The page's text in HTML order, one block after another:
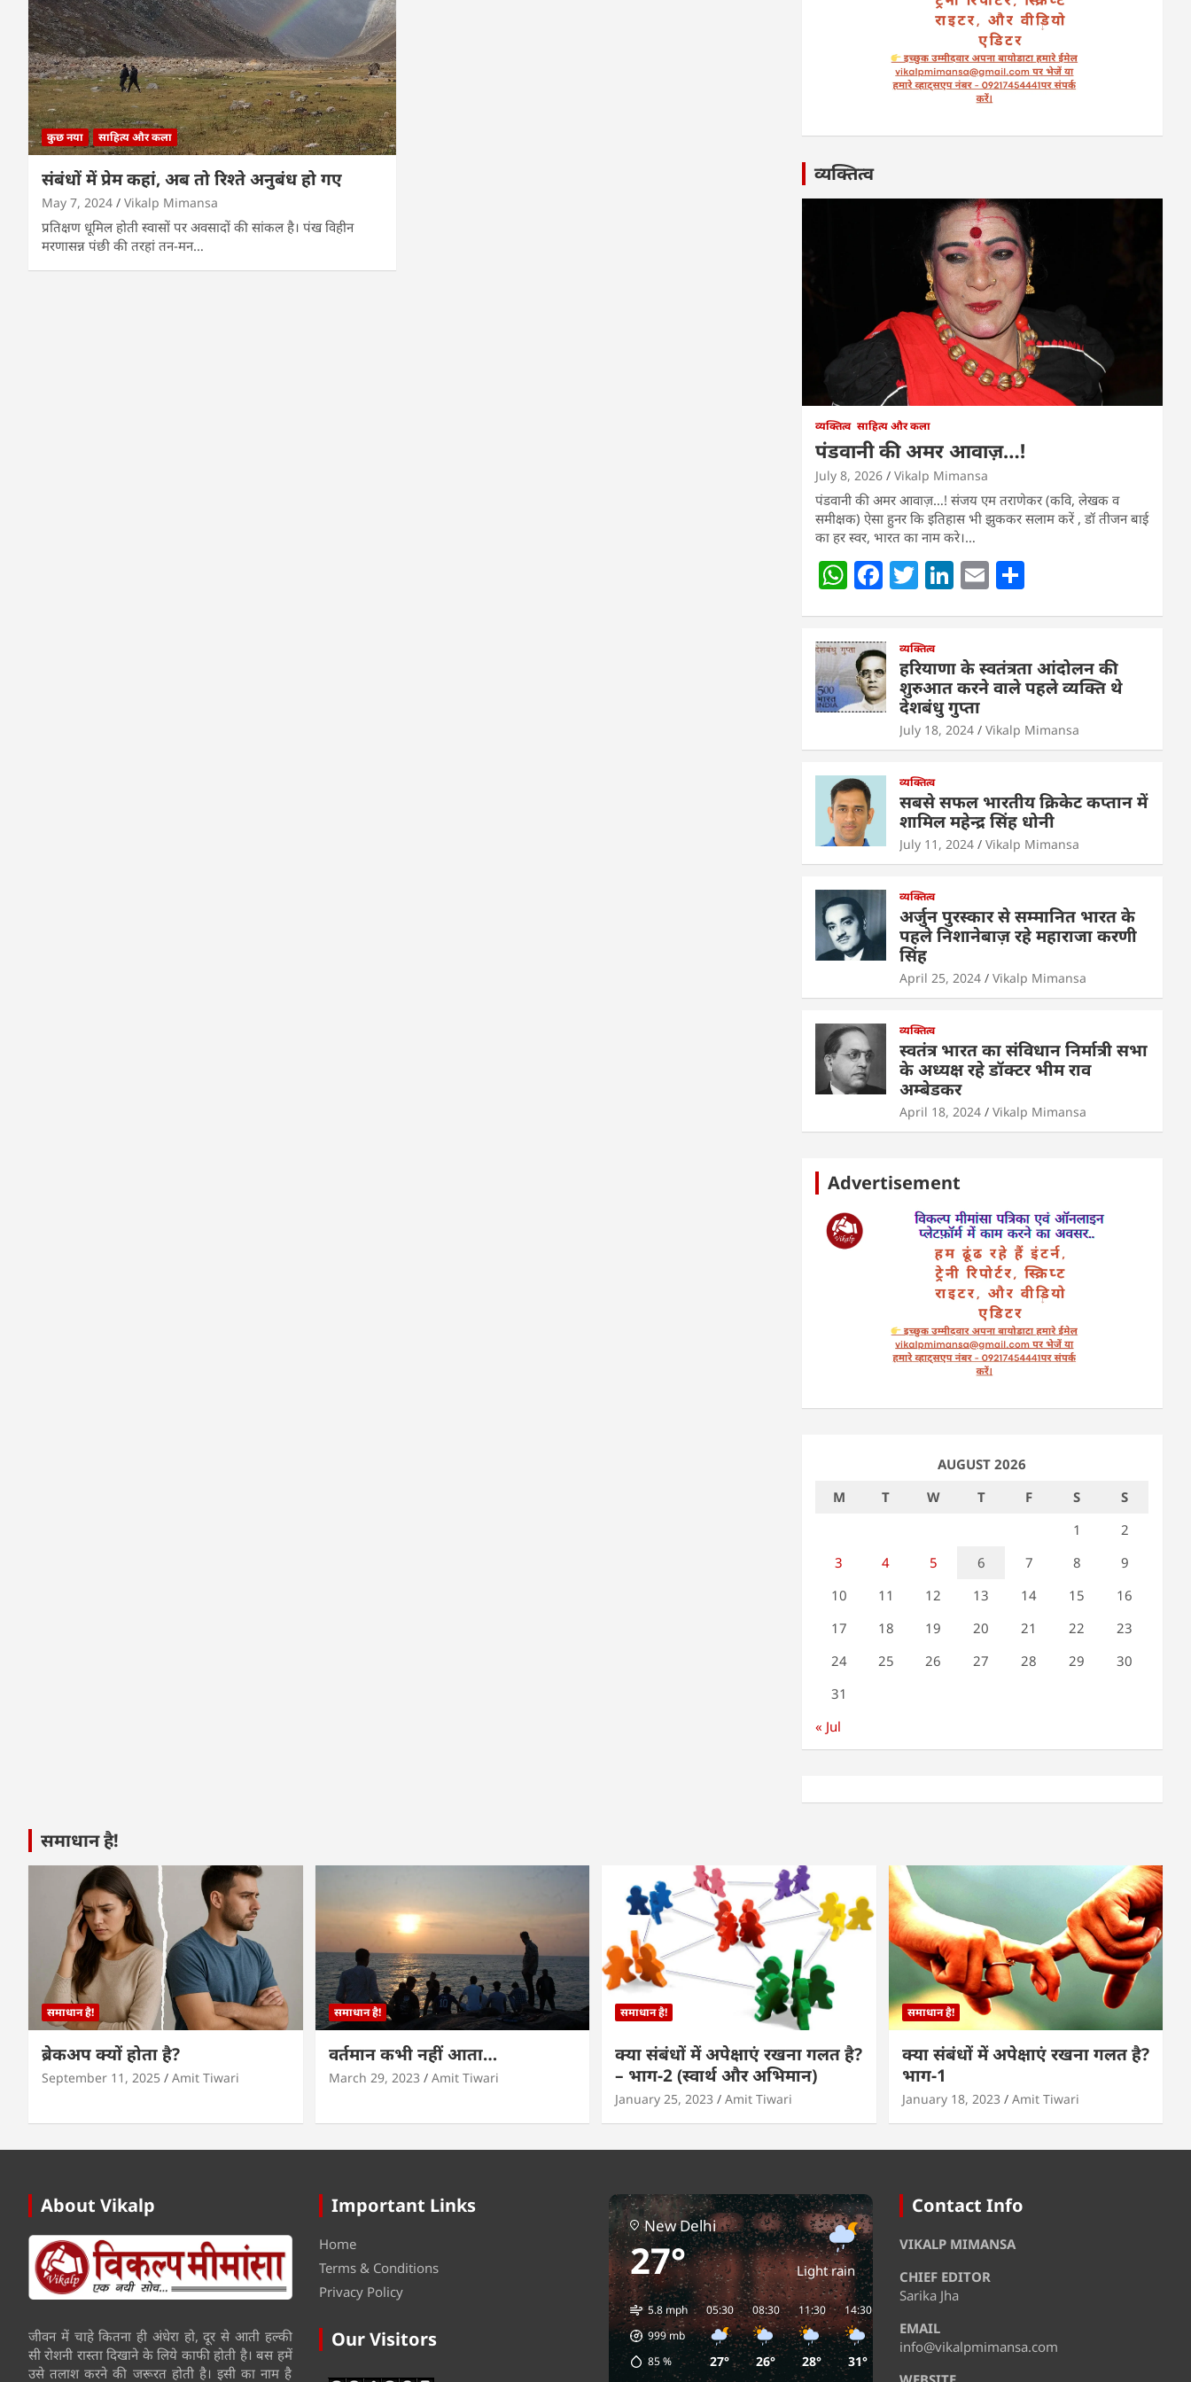
कुछ नया साहित्य और कला
संबंधों में प्रेम कहां, अब तो रिश्ते अनुबंध हो गए
May 7, 2024 Vikalp Mimansa
प्रतिक्षण धूमिल होती स्वासों पर अवसादों की सांकल है। पंख विहीन
मरणासन्न पंछी की तरहां तन-मन…
व्यक्तित्व
व्यक्तित्व साहित्य और कला
पंडवानी की अमर आवाज़…!
July 8, 2026 Vikalp Mimansa
पंडवानी की अमर आवाज़…! संजय एम तराणेकर (कवि, लेखक व
समीक्षक) ऐसा हुनर कि इतिहास भी झुककर सलाम करें , डॉ तीजन बाई
का हर स्वर, भारत का नाम करे।…
W
h
s
A
p
p
F
a
e
b
o
o
k
T
w
er
Li
n
e
dI
n
E
m
l e
व्यक्तित्व
हरियाणा के स्वतंत्रता आंदोलन की
शुरुआत करने वाले पहले व्यक्ति थे
देशबंधु गुप्ता
July 18, 2024 Vikalp Mimansa
व्यक्तित्व
सबसे सफल भारतीय क्रिकेट कप्तान में
शामिल महेन्द्र सिंह धोनी
July 11, 2024 Vikalp Mimansa
व्यक्तित्व
अर्जुन पुरस्कार से सम्मानित भारत के
पहले निशानेबाज़ रहे महाराजा करणी
सिंह
April 25, 2024 Vikalp Mimansa
व्यक्तित्व
स्वतंत्र भारत का संविधान निर्मात्री सभा
के अध्यक्ष रहे डॉक्टर भीम राव
अम्बेडकर
April 18, 2024 Vikalp Mimansa
Advertisement
AUGUST 2026
M
T W T F S
S
1
2
3
4 5 6 7 8
9
10
11 12 13 14 15
16
17
18 19 20 21 22
23
24
25 26 27 28 29
30
31
« Jul
समाधान है!
समाधान है!
ब्रेकअप क्यों होता है?
September 11, 2025 Amit Tiwari
समाधान है!
वर्तमान कभी नहीं आता…
March 29, 2023 Amit Tiwari
समाधान है!
क्या संबंधों में अपेक्षाएं रखना गलत है?
– भाग-2 (स्वार्थ और अभिमान)
January 25, 2023 Amit Tiwari
समाधान है!
क्या संबंधों में अपेक्षाएं रखना गलत है?
भाग-1
January 18, 2023 Amit Tiwari
About Vikalp
जीवन में चाहे कितना ही अंधेरा हो, दूर से आती हल्की
सी रोशनी रास्ता दिखाने के लिये काफी होती है। बस हमें
उसे तलाश करने की जरूरत होती है। इसी का नाम है
Important Links
Home
Terms & Conditions
Privacy Policy
Our Visitors
New Delhi
27° Light rain
5.8 mph
999mb
85%
05:30
27°
08:30
26°
11:30
28°
14:30
31°
Contact Info
VIKALP MIMANSA
CHIEF EDITOR
Sarika Jha
EMAIL
info@vikalpmimansa.com